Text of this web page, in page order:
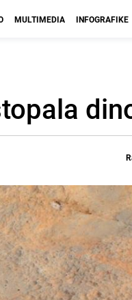
MULTIMEDIA INFOGRAFIKE